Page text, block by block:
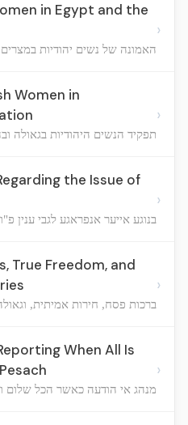
in Egypt and the
האמונה של נשים יהודיות
›
Women in
תפקיד הנשים היהודיות בגאולה
›
the Issue of
בנוגע אייער אנפראגע לגבי ענין
›
True Freedom, and
ברכות פסח, חירות אמיתית,
›
When All Is
מנהג אי הודעה כאשר הכל שלום
›